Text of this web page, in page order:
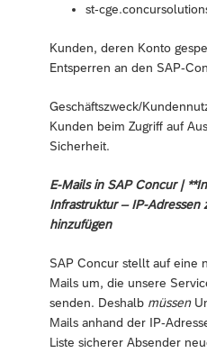
st-
Kunden, deren Konto
Entsperren an den SAP-
Geschäftszweck/
Kunden beim Zugriff auf
Sicherheit.
E-Mails in SAP Concur |
Infrastruktur – IP-Adressen
hinzufügen
SAP Concur stellt auf eine
Mails um, die unsere
senden. Deshalb müssen
Mails anhand der IP-
Liste sicherer Absender